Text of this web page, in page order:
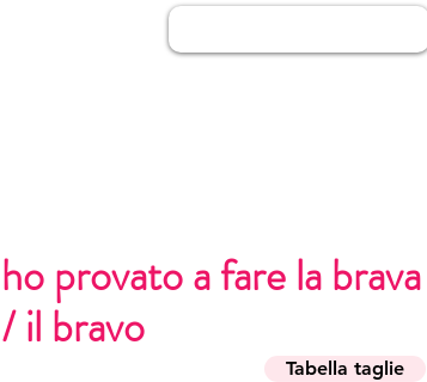
ho provato a fare la brava
/ il bravo
Tabella taglie